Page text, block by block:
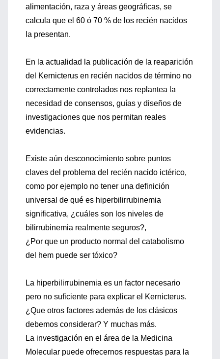
alimentación, raza y áreas geográficas, se
calcula que el 60 ó 70 % de los recién nacidos
la presentan.
En la actualidad la publicación de la reaparición
del Kernicterus en recién nacidos de término no
correctamente controlados nos replantea la
necesidad de consensos, guías y diseños de
investigaciones que nos permitan reales
evidencias.
Existe aún desconocimiento sobre puntos
claves del problema del recién nacido ictérico,
como por ejemplo no tener una definición
universal de qué es hiperbilirrubinemia
significativa, ¿cuáles son los niveles de
bilirrubinemia realmente seguros?,
¿Por que un producto normal del catabolismo
del hem puede ser tóxico?
La hiperbilirrubinemia es un factor necesario
pero no suficiente para explicar el Kernicterus.
¿Que otros factores además de los clásicos
debemos considerar? Y muchas más.
La investigación en el área de la Medicina
Molecular puede ofrecernos respuestas para la